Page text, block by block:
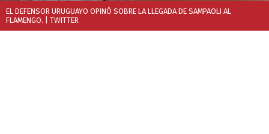
EL DEFENSOR URUGUAYO OPINÓ SOBRE LA LLEGADA DE SAMPAOLI AL
FLAMENGO. | TWITTER